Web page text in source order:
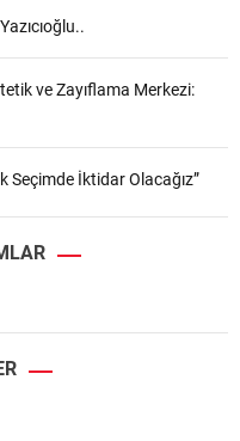
ve Zayıflama Merkezi:
Seçimde İktidar Olacağız”